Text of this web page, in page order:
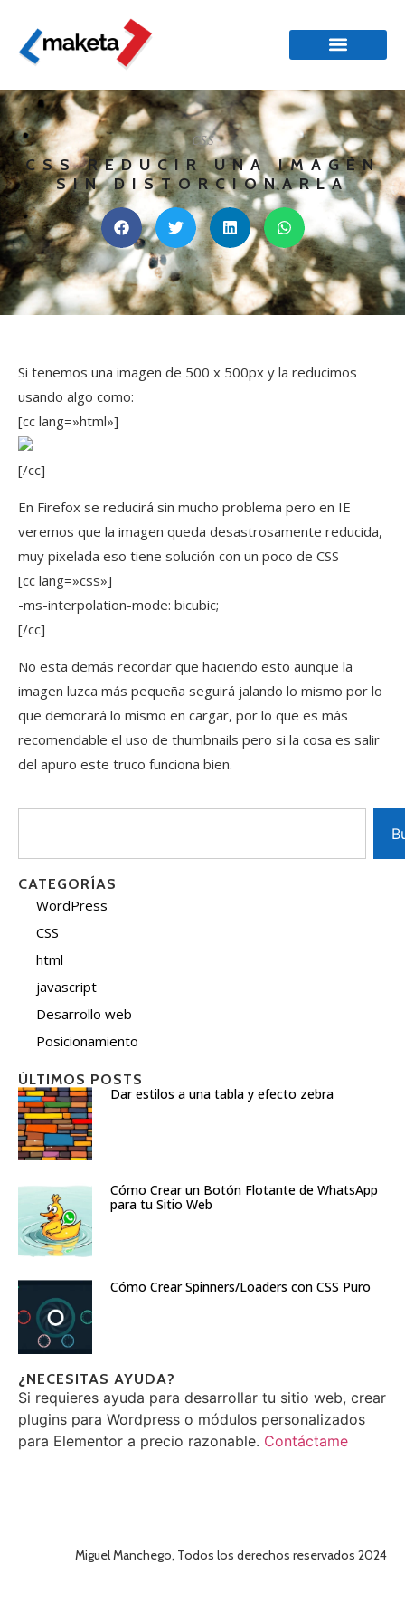
CSS
CSS REDUCIR UNA IMAGEN
SIN DISTORCIONARLA
Si tenemos una imagen de 500 x 500px y la reducimos
usando algo como:
[cc lang=»html»]
[/cc]
En Firefox se reducirá sin mucho problema pero en IE
veremos que la imagen queda desastrosamente reducida,
muy pixelada eso tiene solución con un poco de CSS
[cc lang=»css»]
-ms-interpolation-mode: bicubic;
[/cc]
No esta demás recordar que haciendo esto aunque la
imagen luzca más pequeña seguirá jalando lo mismo por lo
que demorará lo mismo en cargar, por lo que es más
recomendable el uso de thumbnails pero si la cosa es salir
del apuro este truco funciona bien.
CATEGORÍAS
WordPress
CSS
html
javascript
Desarrollo web
Posicionamiento
ÚLTIMOS POSTS
Dar estilos a una tabla y efecto zebra
Cómo Crear un Botón Flotante de WhatsApp
para tu Sitio Web
Cómo Crear Spinners/Loaders con CSS Puro
¿NECESITAS AYUDA?
Si requieres ayuda para desarrollar tu sitio web, crear
plugins para Wordpress o módulos personalizados
para Elementor a precio razonable. Contáctame
Miguel Manchego, Todos los derechos reservados 2024